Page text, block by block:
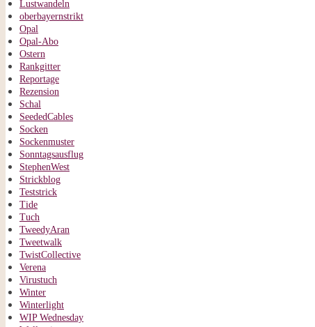
Lustwandeln
oberbayernstrikt
Opal
Opal-Abo
Ostern
Rankgitter
Reportage
Rezension
Schal
SeededCables
Socken
Sockenmuster
Sonntagsausflug
StephenWest
Strickblog
Teststrick
Tide
Tuch
TweedyAran
Tweetwalk
TwistCollective
Verena
Virustuch
Winter
Winterlight
WIP Wednesday